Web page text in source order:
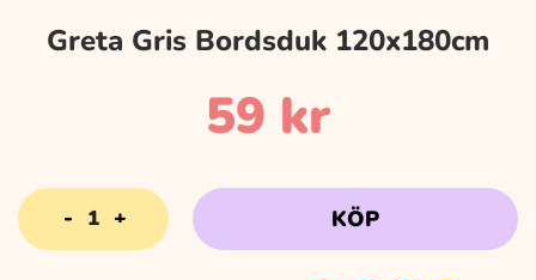
Greta Gris Bordsduk 120x180cm
59 kr
Gris
Bordsduk
KÖP